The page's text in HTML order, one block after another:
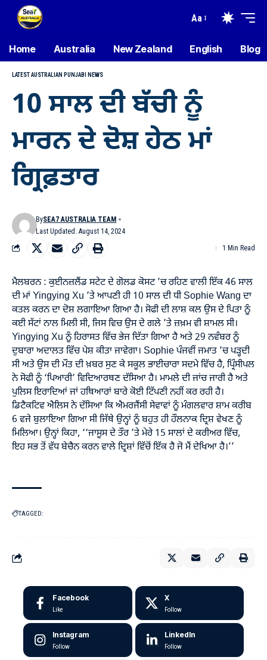
Aa
Home Australia New Zealand English Blog
LATEST AUSTRALIAN PUNJABI NEWS
10 ਸਾਲ ਦੀ ਬੱਚੀ ਨੂੰ
ਮਾਰਨ ਦੇ ਦੋਸ਼ ਹੇਠ ਮਾਂ
ਗ੍ਰਿਫ਼ਤਾਰ
Last Updated: August 14, 2024
BySEA7 AUSTRALIA TEAM
1 Min Read
ਮੈਲਬਰਨ : ਕੁਈਨਜ਼ਲੈਂਡ ਸਟੇਟ ਦੇ ਗੋਲਡ ਕੋਸਟ ’ਚ ਰਹਿਣ ਵਾਲੀ ਇੱਕ 46 ਸਾਲ
ਦੀ ਮਾਂ Yingying Xu ’ਤੇ ਆਪਣੀ ਹੀ 10 ਸਾਲ ਦੀ ਧੀ Sophie Wang ਦਾ
ਕਤਲ ਕਰਨ ਦਾ ਦੋਸ਼ ਲਗਾਇਆ ਗਿਆ ਹੈ। ਸੋਫੀ ਦੀ ਲਾਸ਼ ਕਲ ਉਸ ਦੇ ਪਿਤਾ ਨੂੰ
ਕਈ ਸੱਟਾਂ ਨਾਲ ਮਿਲੀ ਸੀ, ਜਿਸ ਵਿਚ ਉਸ ਦੇ ਗਲੇ ’ਤੇ ਜ਼ਖ਼ਮ ਵੀ ਸ਼ਾਮਲ ਸੀ।
Yingying Xu ਨੂੰ ਹਿਰਾਸਤ ਵਿੱਚ ਭੇਜ ਦਿੱਤਾ ਗਿਆ ਹੈ ਅਤੇ 29 ਨਵੰਬਰ ਨੂੰ
ਦੁਬਾਰਾ ਅਦਾਲਤ ਵਿੱਚ ਪੇਸ਼ ਕੀਤਾ ਜਾਵੇਗਾ। Sophie ਪੰਜਵੀਂ ਜਮਾਤ ’ਚ ਪੜ੍ਹਦੀ
ਸੀ ਅਤੇ ਉਸ ਦੀ ਮੌਤ ਦੀ ਖ਼ਬਰ ਸੁਣ ਕੇ ਸਕੂਲ ਭਾਈਚਾਰਾ ਸਦਮੇ ਵਿੱਚ ਹੈ, ਪ੍ਰਿੰਸੀਪਲ
ਨੇ ਸੋਫੀ ਨੂੰ ‘ਪਿਆਰੀ’ ਵਿਦਿਆਰਥਣ ਦੱਸਿਆ ਹੈ। ਮਾਮਲੇ ਦੀ ਜਾਂਚ ਜਾਰੀ ਹੈ ਅਤੇ
ਪੁਲਿਸ ਇਰਾਦਿਆਂ ਜਾਂ ਹਥਿਆਰਾਂ ਬਾਰੇ ਕੋਈ ਟਿੱਪਣੀ ਨਹੀਂ ਕਰ ਰਹੀ ਹੈ।
ਡਿਟੈਕਟਿਵ ਐਲਿਸ ਨੇ ਦੱਸਿਆ ਕਿ ਐਮਰਜੈਂਸੀ ਸੇਵਾਵਾਂ ਨੂੰ ਮੰਗਲਵਾਰ ਸ਼ਾਮ ਕਰੀਬ
6 ਵਜੇ ਬੁਲਾਇਆ ਗਿਆ ਸੀ ਜਿੱਥੇ ਉਨ੍ਹਾਂ ਨੂੰ ਬਹੁਤ ਹੀ ਹੌਲਨਾਕ ਦ੍ਰਿਸ਼ ਵੇਖਣ ਨੂੰ
ਮਿਲਿਆ। ਉਨ੍ਹਾਂ ਕਿਹਾ, ‘‘ਜਾਸੂਸ ਦੇ ਤੌਰ ’ਤੇ ਮੇਰੇ 15 ਸਾਲਾਂ ਦੇ ਕਰੀਅਰ ਵਿੱਚ,
ਇਹ ਸਭ ਤੋਂ ਵੱਧ ਬੇਚੈਨ ਕਰਨ ਵਾਲੇ ਦ੍ਰਿਸ਼ਾਂ ਵਿੱਚੋਂ ਇੱਕ ਹੈ ਜੋ ਮੈਂ ਦੇਖਿਆ ਹੈ।’’
TAGGED:
Facebook
Like
X
Follow
Instagram
Follow
LinkedIn
Follow